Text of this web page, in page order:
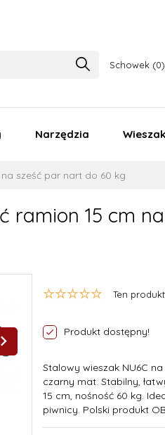
Schowek
Narzędzia
sześć par nart do 60 kg
ramion 15 cm na
Ten
Produkt dostępny!
Stalowy wieszak NU6C
czarny mat. Stabilny,
15 cm, nośność 60 kg.
piwnicy. Polski produkt